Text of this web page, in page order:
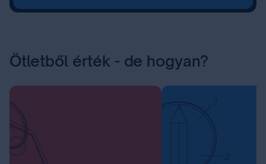
Ötletből érték - de hogyan?